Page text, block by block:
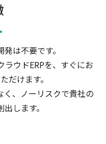
は不要です。
ウドERPを、すぐにお
だけます。
、ノーリスクで貴社の
します。